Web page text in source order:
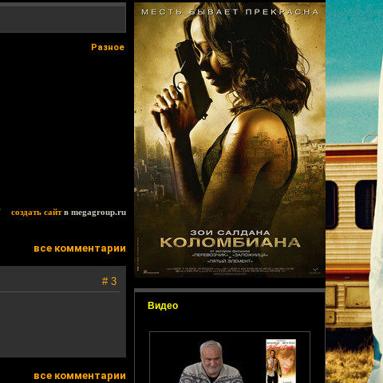
Видео
Разное
создать сайтв megagroup.ru
все комментарии
# 3
все комментарии